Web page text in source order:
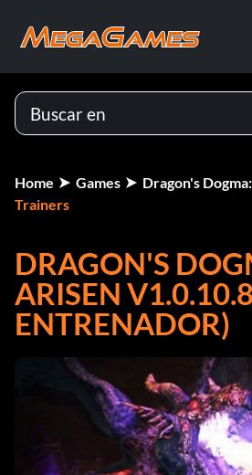
Home Games
Dragon's
Trainers
DRAGON'S
ARISEN
ENTRENADOR)